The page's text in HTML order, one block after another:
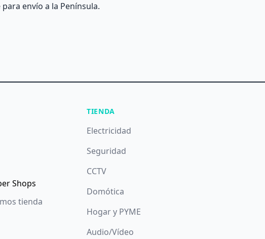
envío a la Península.
Shops
tienda
TIENDA
Electricidad
Seguridad
CCTV
Domótica
Hogar y PYME
Audio/Vídeo